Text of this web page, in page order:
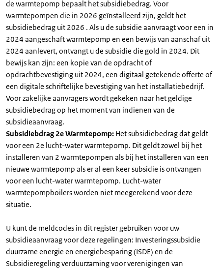
de warmtepomp bepaalt het subsidiebedrag. Voor
warmtepompen die in 2026 geïnstalleerd zijn, geldt het
subsidiebedrag uit 2026 . Als u de subsidie aanvraagt voor een in
2024 aangeschaft warmtepomp en een bewijs van aanschaf uit
2024 aanlevert, ontvangt u de subsidie die gold in 2024. Dit
bewijs kan zijn: een kopie van de opdracht of
opdrachtbevestiging uit 2024, een digitaal getekende offerte of
een digitale schriftelijke bevestiging van het installatiebedrijf.
Voor zakelijke aanvragers wordt gekeken naar het geldige
subsidiebedrag op het moment van indienen van de
subsidieaanvraag.
Subsidiebdrag 2e Warmtepomp: Het subsidiebedrag dat geldt
voor een 2e lucht-water warmtepomp. Dit geldt zowel bij het
installeren van 2 warmtepompen als bij het installeren van een
nieuwe warmtepomp als er al een keer subsidie is ontvangen
voor een lucht-water warmtepomp. Lucht-water
warmtepompboilers worden niet meegerekend voor deze
situatie.
U kunt de meldcodes in dit register gebruiken voor uw
subsidieaanvraag voor deze regelingen: Investeringssubsidie
duurzame energie en energiebesparing (ISDE) en de
Subsidieregeling verduurzaming voor verenigingen van